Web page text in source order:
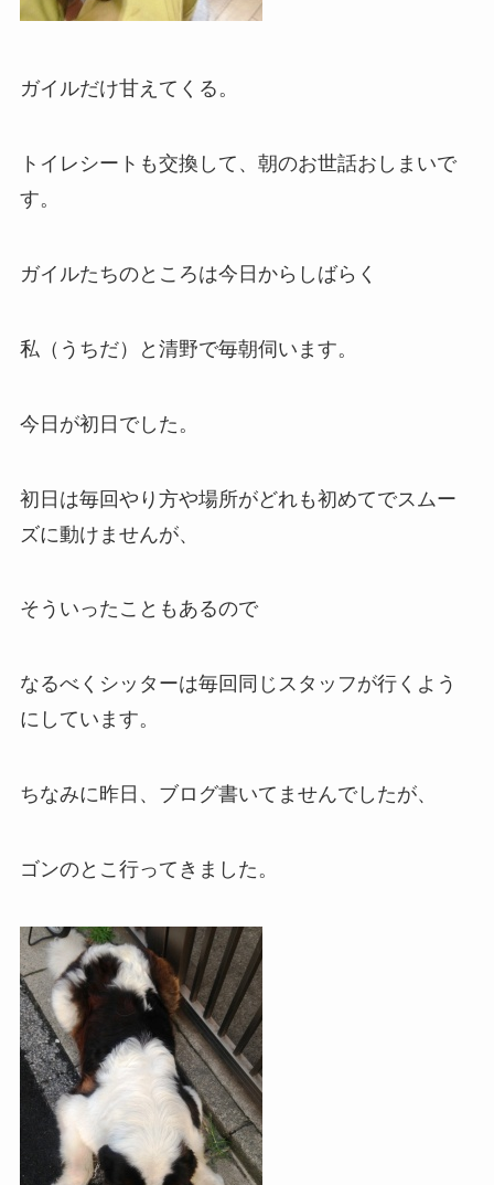
ガイルだけ甘えてくる。
トイレシートも交換して、朝のお世話おしまいで
す。
ガイルたちのところは今日からしばらく
私（うちだ）と清野で毎朝伺います。
今日が初日でした。
初日は毎回やり方や場所がどれも初めてでスムー
ズに動けませんが、
そういったこともあるので
なるべくシッターは毎回同じスタッフが行くよう
にしています。
ちなみに昨日、ブログ書いてませんでしたが、
ゴンのとこ行ってきました。